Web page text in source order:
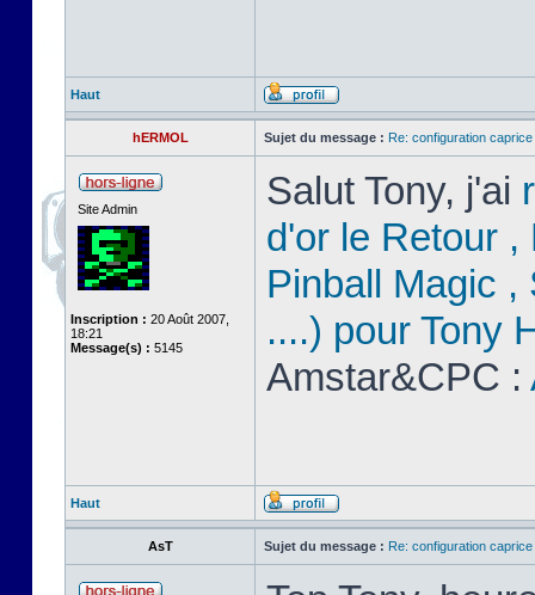
Haut
hERMOL Sujet du message : Re: configuration
Site Admin
Inscription : 20 Août 2007,
18:21
Message(s) : 5145
Salut Tony, j'ai
d'or le Retour ,
Pinball Magic ,
....) pour Tony
Amstar&CPC :
Haut
AsT Sujet du message : Re: configuration